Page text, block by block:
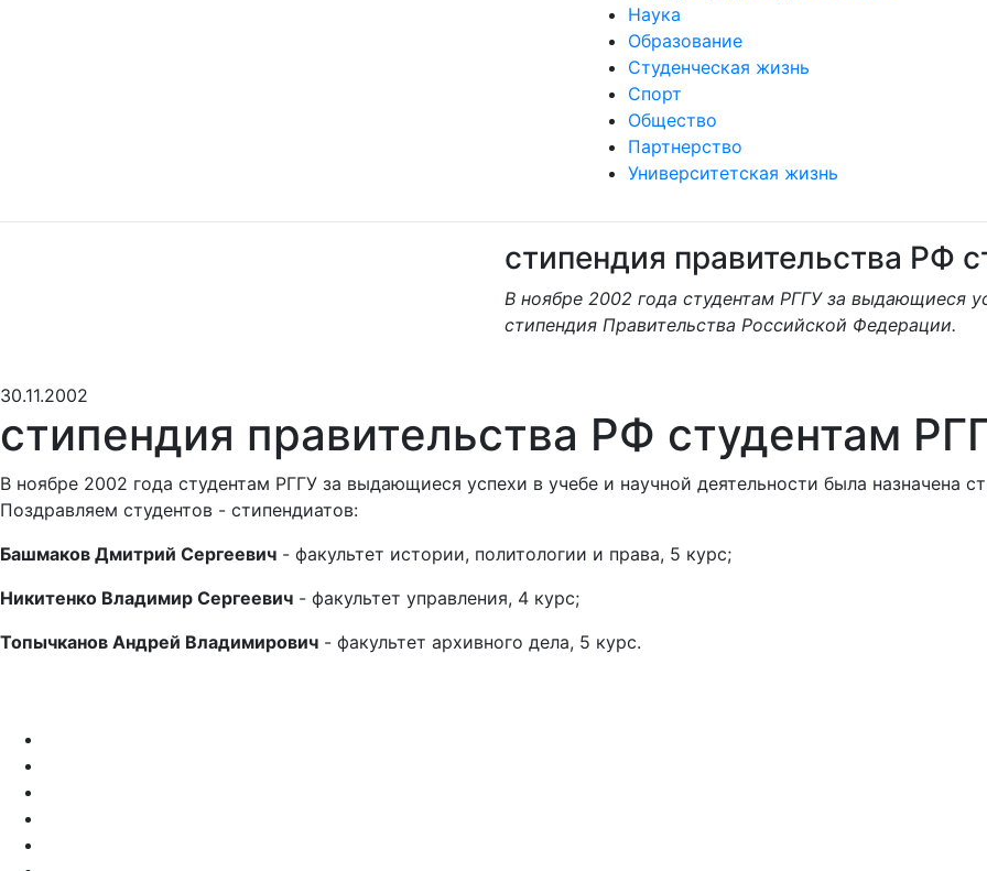
Наука
Образование
Студенческая жизнь
Спорт
Общество
Партнерство
Университетская жизнь
стипендия правительства РФ
В ноябре 2002 года студентам РГГУ за выдающиеся
стипендия Правительства Российской Федерации.
30.11.2002
стипендия правительства РФ студентам
В ноябре 2002 года студентам РГГУ за выдающиеся успехи в учебе и научной деятельности была назначена
Поздравляем студентов - стипендиатов:
Башмаков Дмитрий Сергеевич - факультет истории, политологии и права, 5 курс;
Никитенко Владимир Сергеевич - факультет управления, 4 курс;
Топычканов Андрей Владимирович - факультет архивного дела, 5 курс.